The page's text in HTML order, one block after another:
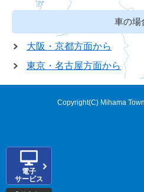
電子
サービス
車の場
大阪・京都方面から
東京・名古屋方面から
Copyright(C) Mihama